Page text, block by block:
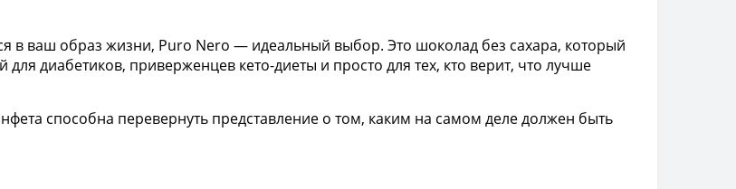
в ваш образ жизни, Puro Nero — идеальный выбор. Это шоколад без сахара, который
для диабетиков, приверженцев кето-диеты и просто для тех, кто верит, что лучше
способна перевернуть представление о том, каким на самом деле должен быть